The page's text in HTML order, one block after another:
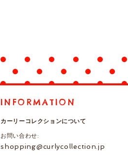
INFORMATION
カーリーコレクションについて
お問い合わせ:
shopping@curlycollection.jp